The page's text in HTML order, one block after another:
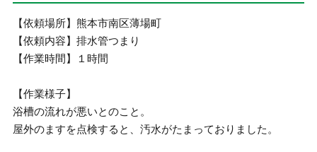
【依頼場所】熊本市南区薄場町
【依頼内容】排水管つまり
【作業時間】１時間
【作業様子】
浴槽の流れが悪いとのこと。
屋外のますを点検すると、汚水がたまっておりました。